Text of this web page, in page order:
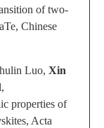
of two-
Chinese
Luo, Xin
properties of
Acta